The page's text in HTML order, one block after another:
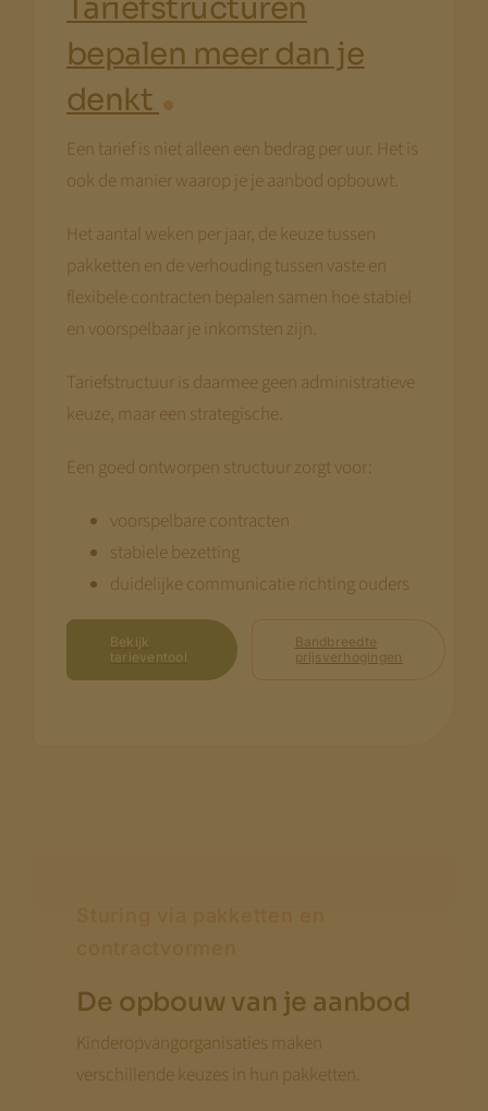
Tariefstructuren
bepalen meer dan je
denkt
Een tarief is niet alleen een bedrag per uur. Het is
ook de manier waarop je je aanbod opbouwt.
Het aantal weken per jaar, de keuze tussen
pakketten en de verhouding tussen vaste en
flexibele contracten bepalen samen hoe stabiel
en voorspelbaar je inkomsten zijn.
Tariefstructuur is daarmee geen administratieve
keuze, maar een strategische.
Een goed ontworpen structuur zorgt voor:
voorspelbare contracten
stabiele bezetting
duidelijke communicatie richting ouders
Bekijk
tarieventool
Bandbreedte
prijsverhogingen
De opbouw van je aanbod
Kinderopvangorganisaties maken
verschillende keuzes in hun pakketten.